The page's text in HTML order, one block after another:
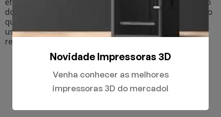
dos criadores
quanto dos
usuários
regulares.
automática”
para paredes
funciona para
evitar
deformações em
altas
velocidades.
posicionamento
do carretel no
Novidade Impressoras 3D
Venha conhecer as melhores
impressoras 3D do mercado!